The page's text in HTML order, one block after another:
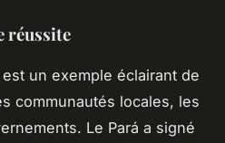
réussite
est un exemple éclairant de
communautés locales, les
Le Pará a signé